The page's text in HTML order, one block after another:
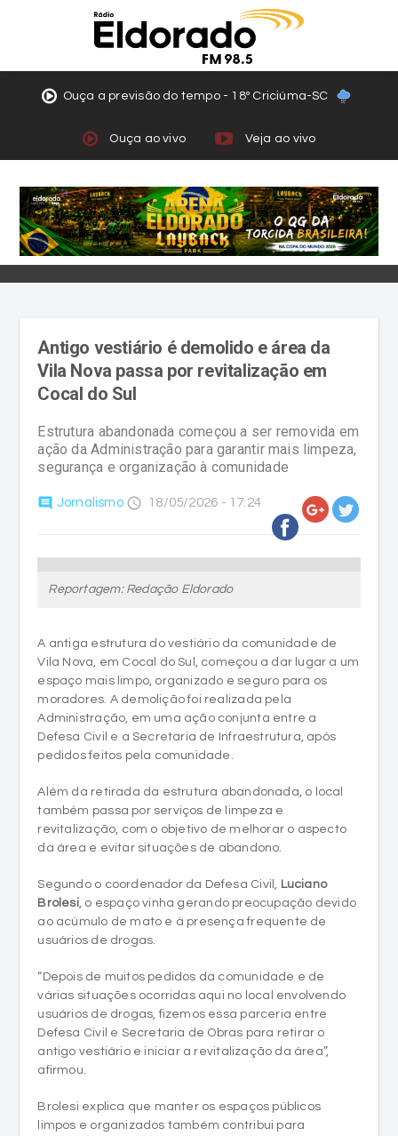
Ouça a previsão do tempo - 18º Criciúma-SC
Ouça ao vivo Veja ao vivo
Antigo vestiário é demolido e área da
Vila Nova passa por revitalização em
Cocal do Sul
Estrutura abandonada começou a ser removida em
ação da Administração para garantir mais limpeza,
segurança e organização à comunidade
comment Jornalismo access_time 18/05/2026 - 17:24
Reportagem: Redação Eldorado
A antiga estrutura do vestiário da comunidade de
Vila Nova, em Cocal do Sul, começou a dar lugar a um
espaço mais limpo, organizado e seguro para os
moradores. A demolição foi realizada pela
Administração, em uma ação conjunta entre a
Defesa Civil e a Secretaria de Infraestrutura, após
pedidos feitos pela comunidade.
Além da retirada da estrutura abandonada, o local
também passa por serviços de limpeza e
revitalização, com o objetivo de melhorar o aspecto
da área e evitar situações de abandono.
Segundo o coordenador da Defesa Civil, Luciano
Brolesi, o espaço vinha gerando preocupação devido
ao acúmulo de mato e à presença frequente de
usuários de drogas.
“Depois de muitos pedidos da comunidade e de
várias situações ocorridas aqui no local envolvendo
usuários de drogas, fizemos essa parceria entre
Defesa Civil e Secretaria de Obras para retirar o
antigo vestiário e iniciar a revitalização da área”,
afirmou.
Brolesi explica que manter os espaços públicos
limpos e organizados também contribui para